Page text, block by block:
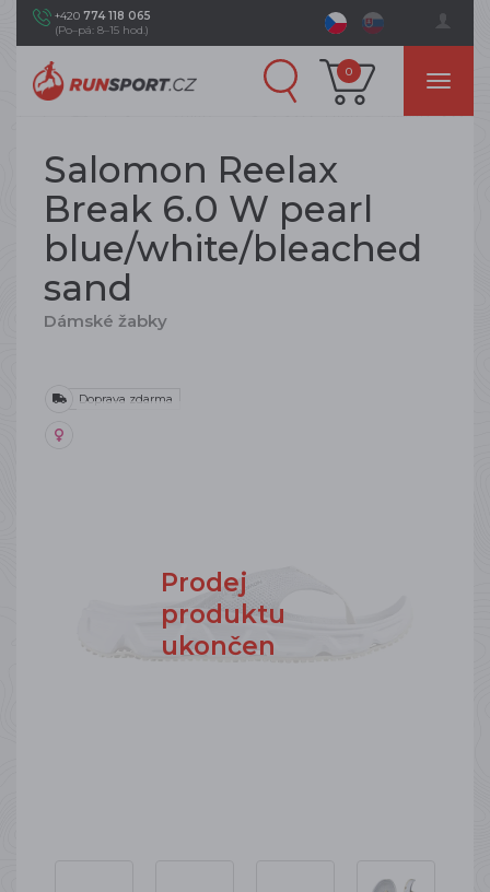
+420 774 118 065
(Po–pá: 8–15 hod.)
0
Salomon Reelax
Break 6.0 W pearl
blue/white/bleached
sand
Dámské žabky
Doprava zdarma
Prodej
produktu
ukončen